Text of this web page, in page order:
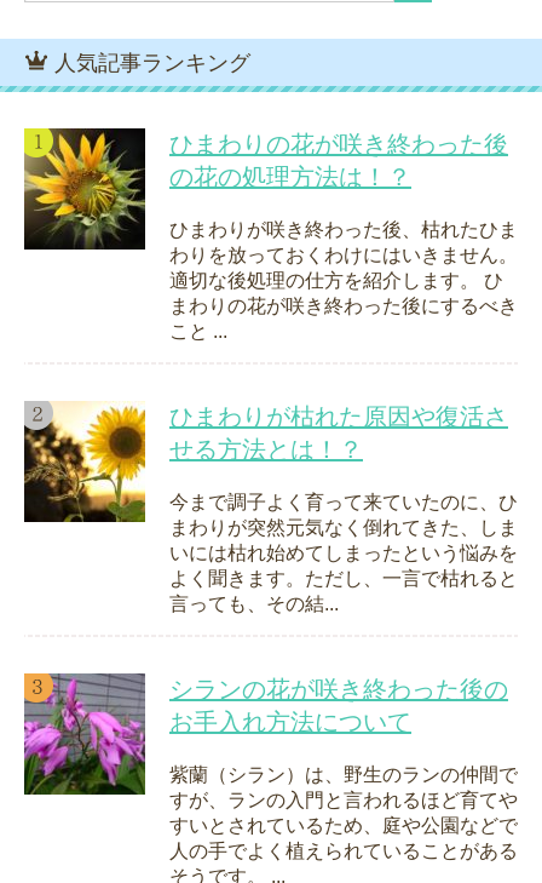
人気記事ランキング
ひまわりの花が咲き終わった後
の花の処理方法は！？
ひまわりが咲き終わった後、枯れたひま
わりを放っておくわけにはいきません。
適切な後処理の仕方を紹介します。 ひ
まわりの花が咲き終わった後にするべき
こと ...
ひまわりが枯れた原因や復活さ
せる方法とは！？
今まで調子よく育って来ていたのに、ひ
まわりが突然元気なく倒れてきた、しま
いには枯れ始めてしまったという悩みを
よく聞きます。ただし、一言で枯れると
言っても、その結...
シランの花が咲き終わった後の
お手入れ方法について
紫蘭（シラン）は、野生のランの仲間で
すが、ランの入門と言われるほど育てや
すいとされているため、庭や公園などで
人の手でよく植えられていることがある
そうです。 ...